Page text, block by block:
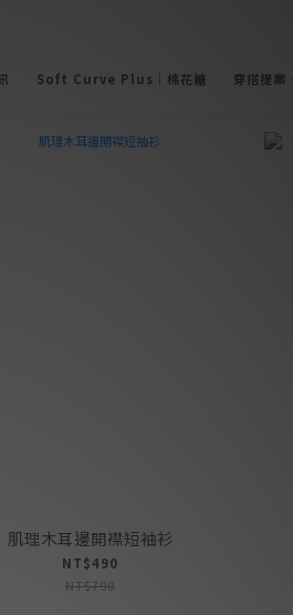
Soft Curve Plus｜棉花糖 穿搭提案
肌理木耳邊開襟短袖衫
NT$490
NT$790